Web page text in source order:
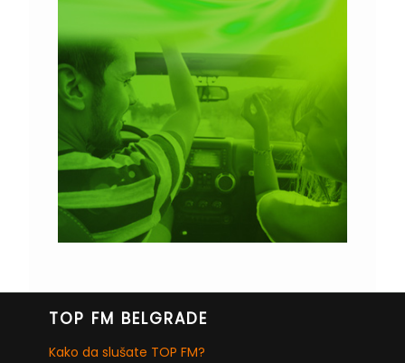
TOP FM BELGRADE
Kako da slušate TOP FM?